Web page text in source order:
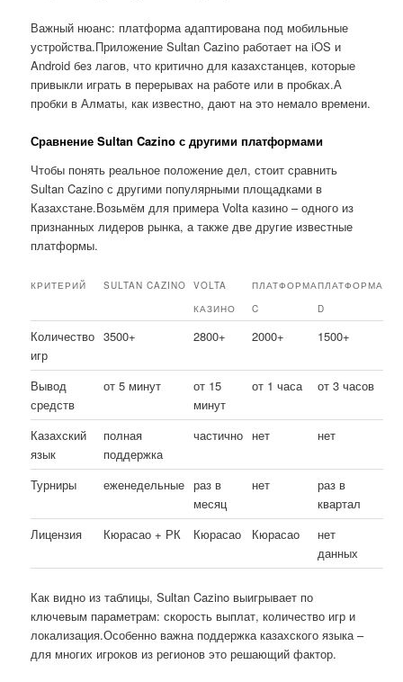
Важный нюанс: платформа адаптирована под мобильные
устройства.Приложение Sultan Cazino работает на iOS и
Android без лагов, что критично для казахстанцев, которые
привыкли играть в перерывах на работе или в пробках.А
пробки в Алматы, как известно, дают на это немало времени.
Сравнение Sultan Cazino с другими платформами
Чтобы понять реальное положение дел, стоит сравнить
Sultan Cazino с другими популярными площадками в
Казахстане.Возьмём для примера Volta казино – одного из
признанных лидеров рынка, а также две другие известные
платформы.
КРИТЕРИЙ SULTAN CAZINO
VOLTA
КАЗИНО
ПЛАТФОРМА
C
ПЛАТФОРМА
D
Количество
игр
3500+ 2800+ 2000+ 1500+
Вывод
средств
от 5 минут
от 15
минут
от 1 часа от 3 часов
Казахский
язык
полная
поддержка
частично нет нет
Турниры еженедельные раз в
месяц
нет
раз в
квартал
Лицензия
Кюрасао + РК Кюрасао Кюрасао
нет
данных
Как видно из таблицы, Sultan Cazino выигрывает по
ключевым параметрам: скорость выплат, количество игр и
локализация.Особенно важна поддержка казахского языка –
для многих игроков из регионов это решающий фактор.